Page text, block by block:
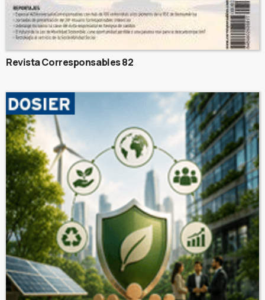
Revista Corresponsables 82